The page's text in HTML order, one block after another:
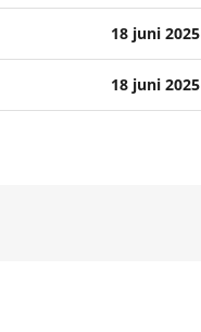
18 juni 2025
18 juni 2025